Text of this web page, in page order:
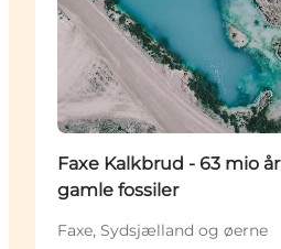
Faxe Kalkbrud - 63 mio år
gamle fossiler
Faxe, Sydsjælland og øerne